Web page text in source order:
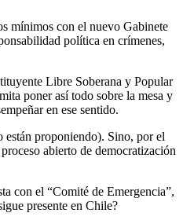
mínimos con el nuevo Gabinete
política en crímenes,
Libre Soberana y Popular
poner así todo sobre la mesa y
en ese sentido.
están proponiendo). Sino, por el
abierto de democratización
con el “Comité de Emergencia”,
presente en Chile?